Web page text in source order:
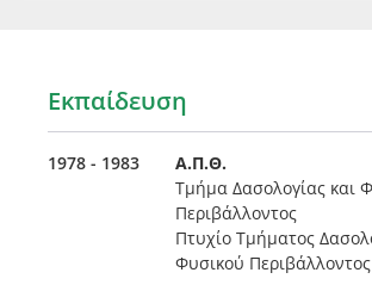
Εκπαίδευση
1978 - 1983
Α.Π.Θ.
Τμήμα Δασολογίας και
Περιβάλλοντος
Πτυχίο Τμήματος
Φυσικού Περιβάλλοντος